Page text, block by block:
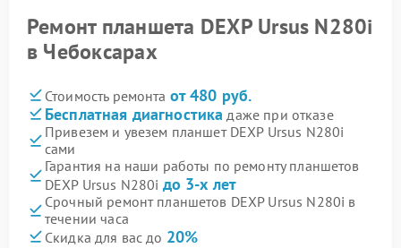
Ремонт планшета DEXP Ursus N280i
в Чебоксарах
Стоимость ремонта от 480 руб.
Бесплатная диагностика даже при отказе
Привезем и увезем планшет DEXP Ursus N280i
сами
Гарантия на наши работы по ремонту планшетов
DEXP Ursus N280i до 3-х лет
Срочный ремонт планшетов DEXP Ursus N280i в
течении часа
Скидка для вас до 20%